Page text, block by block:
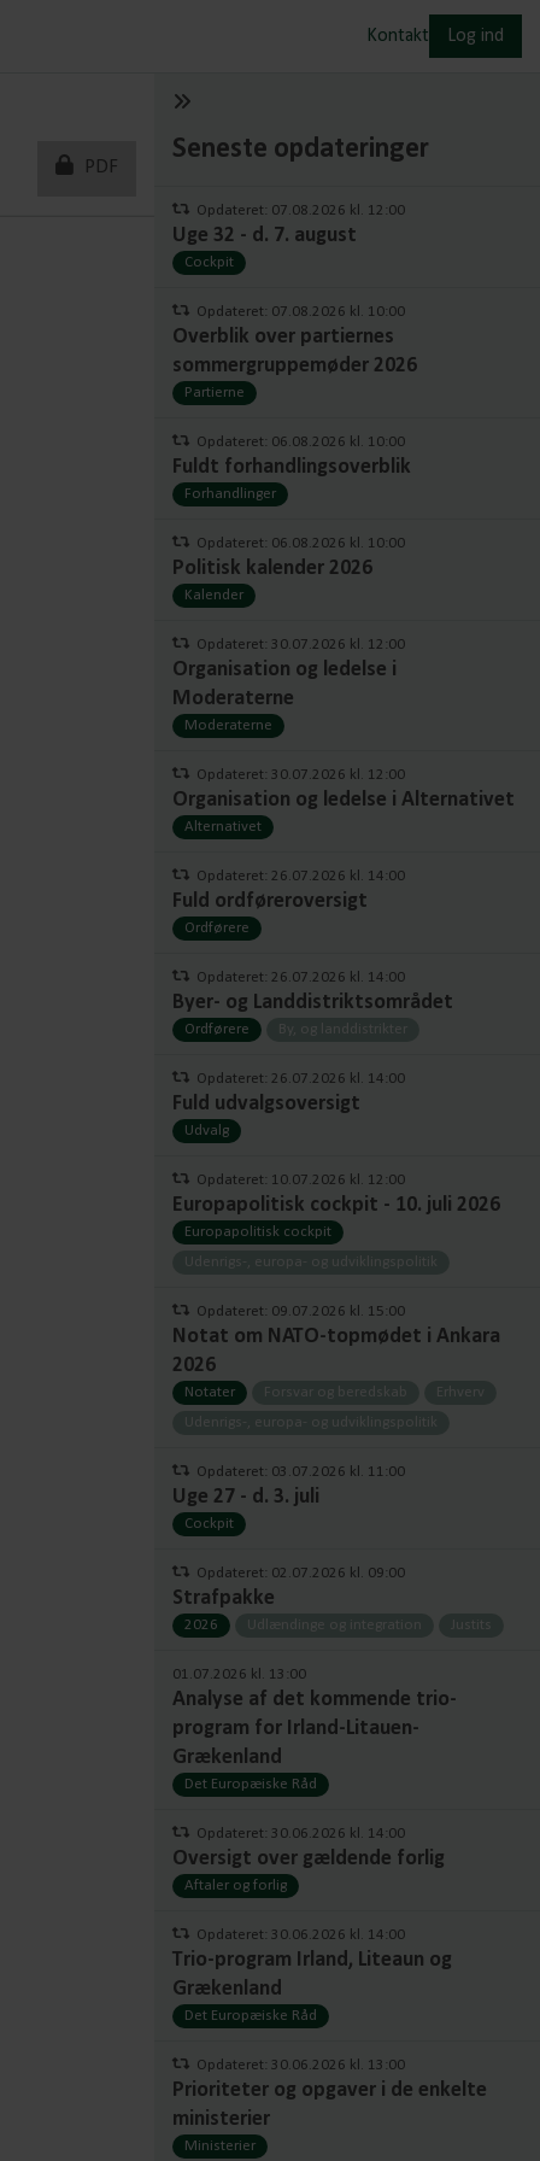
Kontakt Log ind
PDF
Seneste opdateringer
Opdateret: 07.08.2026 kl. 12:00
Uge 32 - d. 7. august
Cockpit
Opdateret: 07.08.2026 kl. 10:00
Overblik over partiernes
sommergruppemøder 2026
Partierne
Opdateret: 06.08.2026 kl. 10:00
Fuldt forhandlingsoverblik
Forhandlinger
Opdateret: 06.08.2026 kl. 10:00
Politisk kalender 2026
Kalender
Opdateret: 30.07.2026 kl. 12:00
Organisation og ledelse i
Moderaterne
Moderaterne
Opdateret: 30.07.2026 kl. 12:00
Organisation og ledelse i Alternativet
Alternativet
Opdateret: 26.07.2026 kl. 14:00
Fuld ordføreroversigt
Ordførere
Opdateret: 26.07.2026 kl. 14:00
Byer- og Landdistriktsområdet
Ordførere By, og landdistrikter
Opdateret: 26.07.2026 kl. 14:00
Fuld udvalgsoversigt
Udvalg
Opdateret: 10.07.2026 kl. 12:00
Europapolitisk cockpit - 10. juli 2026
Europapolitisk cockpit
Udenrigs-, europa- og udviklingspolitik
Opdateret: 09.07.2026 kl. 15:00
Notat om NATO-topmødet i Ankara
2026
Notater Forsvar og beredskab
Erhverv
Udenrigs-, europa- og udviklingspolitik
Opdateret: 03.07.2026 kl. 11:00
Uge 27 - d. 3. juli
Cockpit
Opdateret: 02.07.2026 kl. 09:00
Strafpakke
2026 Udlændinge og integration Justits
01.07.2026 kl. 13:00
Analyse af det kommende trio-
program for Irland-Litauen-
Grækenland
Det Europæiske Råd
Opdateret: 30.06.2026 kl. 14:00
Oversigt over gældende forlig
Aftaler og forlig
Opdateret: 30.06.2026 kl. 14:00
Trio-program Irland, Liteaun og
Grækenland
Det Europæiske Råd
Opdateret: 30.06.2026 kl. 13:00
Prioriteter og opgaver i de enkelte
ministerier
Ministerier